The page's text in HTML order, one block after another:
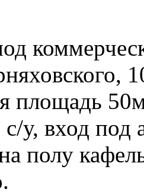
площадь
с/у, вход
полу